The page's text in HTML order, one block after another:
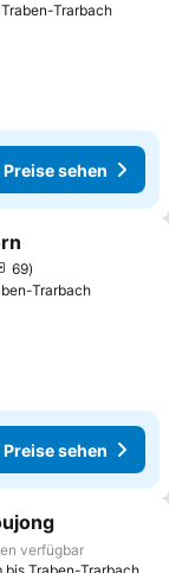
Trarbach
Preise sehen
69
Trarbach
Preise sehen
verfügbar